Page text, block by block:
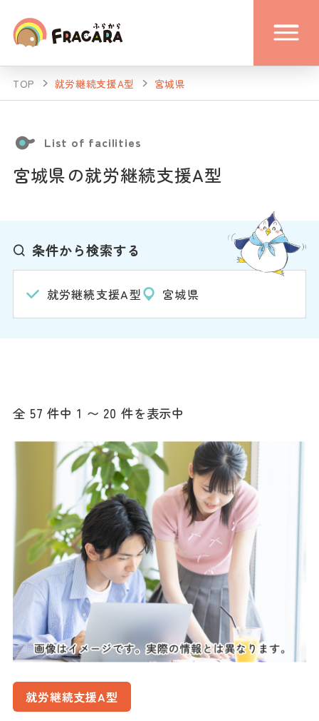
TOP 就労継続支援A型 宮城県
List of facilities
宮城県の就労継続支援A型
条件から検索する
就労継続支援A型 宮城県
全 57 件中 1 〜 20 件を表示中
就労継続支援A型